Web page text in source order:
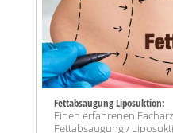
Fettabsaugung Liposuktion:
Einen erfahrenen
Fettabsaugung /